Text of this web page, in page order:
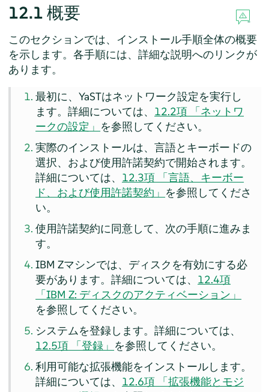
12.1 概要
このセクションでは、インストール手順全体の概要
を示します。各手順には、詳細な説明へのリンクが
あります。
最初に、YaSTはネットワーク設定を実行し
ます。詳細については、 12.2項 「ネットワ
ークの設定」 を参照してください。
実際のインストールは、言語とキーボードの
選択、および使用許諾契約で開始されます。
詳細については、 12.3項 「言語、キーボー
ド、および使用許諾契約」 を参照してくださ
い。
使用許諾契約に同意して、次の手順に進みま
す。
IBM Zマシンでは、ディスクを有効にする必
要があります。詳細については、 12.4項
「IBM Z: ディスクのアクティベーション」
を参照してください。
システムを登録します。詳細については、
12.5項 「登録」 を参照してください。
利用可能な拡張機能をインストールします。
詳細については、 12.6項 「拡張機能とモジ